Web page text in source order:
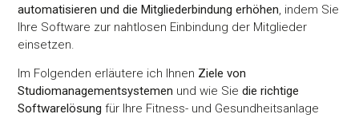
automatisieren und die Mitgliederbindung erhöhen, indem Sie
Ihre Software zur nahtlosen Einbindung der Mitglieder
einsetzen.
Im Folgenden erläutere ich Ihnen Ziele von
Studiomanagementsystemen und wie Siedie richtige
Softwarelösung für Ihre Fitness- und Gesundheitsanlage